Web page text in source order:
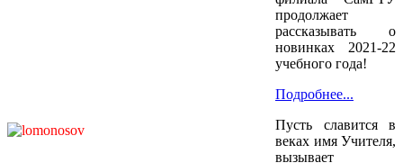
продолжает
рассказывать о
новинках 2021-22
учебного года!
Подробнее...
Пусть славится в
веках имя Учителя,
вызывает